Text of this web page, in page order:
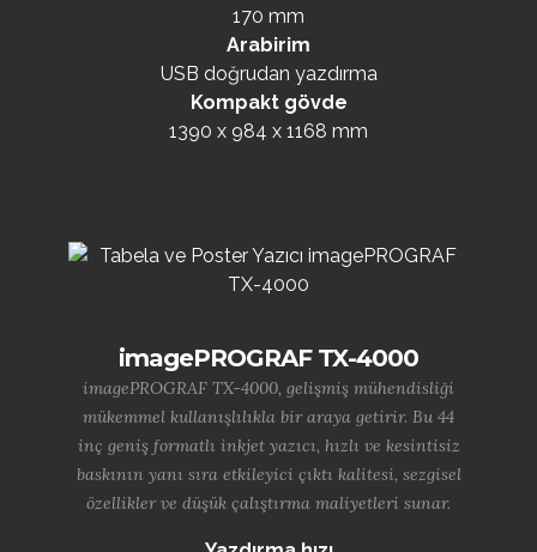
170 mm
Arabirim
USB doğrudan yazdırma
Kompakt gövde
1390 x 984 x 1168 mm
imagePROGRAF TX-4000
imagePROGRAF TX-4000, gelişmiş mühendisliği
mükemmel kullanışlılıkla bir araya getirir. Bu 44
inç geniş formatlı inkjet yazıcı, hızlı ve kesintisiz
baskının yanı sıra etkileyici çıktı kalitesi, sezgisel
özellikler ve düşük çalıştırma maliyetleri sunar.